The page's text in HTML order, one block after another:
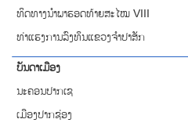
ທິດທາງນໍາພາຮອດທ້າຍສະໄໝ VIII
ທ່າແຮງການລົງທຶນແຂວງຈໍາປາສັກ
ບັນດາເມືອງ
ນະຄອນປາກເຊ
ເມືອງປາກຊ່ອງ